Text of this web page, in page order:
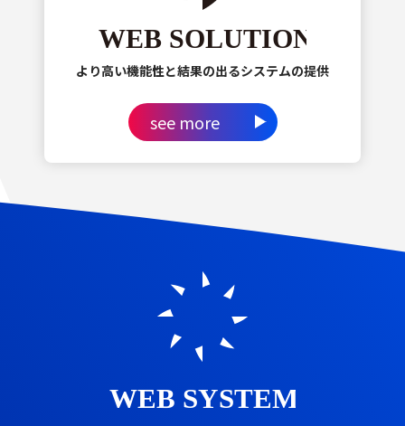
より高い機能性と結果の出るシステムの提供
see more